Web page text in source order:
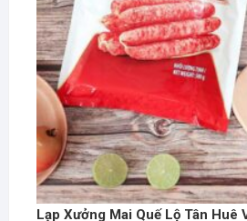
Lạp Xưởng Mai Quế Lộ Tân Huê